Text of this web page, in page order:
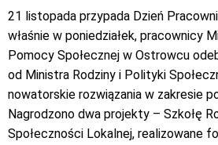
21 listopada przypada Dzień
właśnie w poniedziałek, pracownicy
Pomocy Społecznej w Ostrowcu
od Ministra Rodziny i Polityki
nowatorskie rozwiązania w zakresie
Nagrodzono dwa projekty – Szkołę
Społeczności Lokalnej, realizowane